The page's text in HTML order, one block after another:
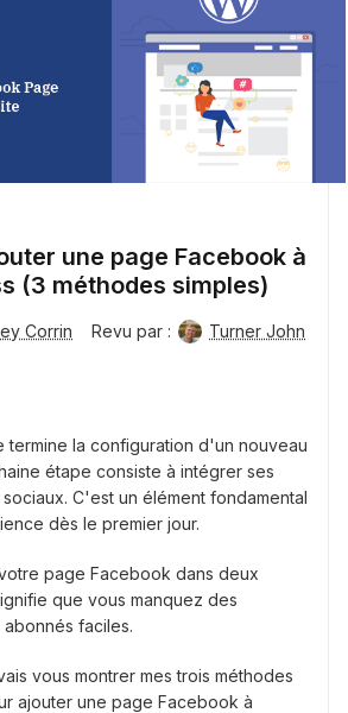
une page Facebook à
(3 méthodes simples)
Corrin Revu par : Turner John
termine la configuration d'un nouveau
étape consiste à intégrer ses
C'est un élément fondamental
dès le premier jour.
page Facebook dans deux
que vous manquez des
faciles.
vous montrer mes trois méthodes
ajouter une page Facebook à